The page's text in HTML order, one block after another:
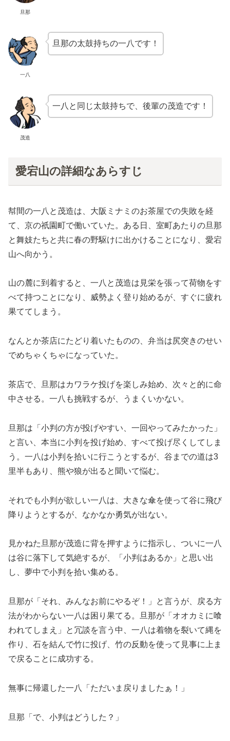
旦那
一八
旦那の太鼓持ちの一八です！
茂造
一八と同じ太鼓持ちで、後輩の茂造です！
愛宕山の詳細なあらすじ
幇間の一八と茂造は、大阪ミナミのお茶屋での失敗を経
て、京の祇園町で働いていた。ある日、室町あたりの旦那
と舞妓たちと共に春の野駆けに出かけることになり、愛宕
山へ向かう。
山の麓に到着すると、一八と茂造は見栄を張って荷物をす
べて持つことになり、威勢よく登り始めるが、すぐに疲れ
果ててしまう。
なんとか茶店にたどり着いたものの、弁当は尻突きのせい
でめちゃくちゃになっていた。
茶店で、旦那はカワラケ投げを楽しみ始め、次々と的に命
中させる。一八も挑戦するが、うまくいかない。
旦那は「小判の方が投げやすい、一回やってみたかった」
と言い、本当に小判を投げ始め、すべて投げ尽くしてしま
う。一八は小判を拾いに行こうとするが、谷までの道は3
里半もあり、熊や狼が出ると聞いて悩む。
それでも小判が欲しい一八は、大きな傘を使って谷に飛び
降りようとするが、なかなか勇気が出ない。
見かねた旦那が茂造に背を押すように指示し、ついに一八
は谷に落下して気絶するが、「小判はあるか」と思い出
し、夢中で小判を拾い集める。
旦那が「それ、みんなお前にやるぞ！」と言うが、戻る方
法がわからない一八は困り果てる。旦那が「オオカミに喰
われてしまえ」と冗談を言う中、一八は着物を裂いて縄を
作り、石を結んで竹に投げ、竹の反動を使って見事に上ま
で戻ることに成功する。
無事に帰還した一八「ただいま戻りましたぁ！」
旦那「で、小判はどうした？」